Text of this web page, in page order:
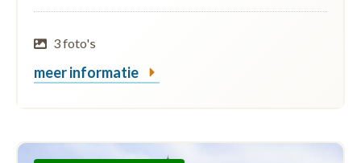
3 foto's
meer informatie